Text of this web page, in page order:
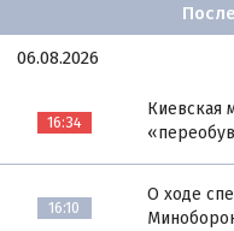
06.08.2026
16:34
Киевская
16:10
О ходе